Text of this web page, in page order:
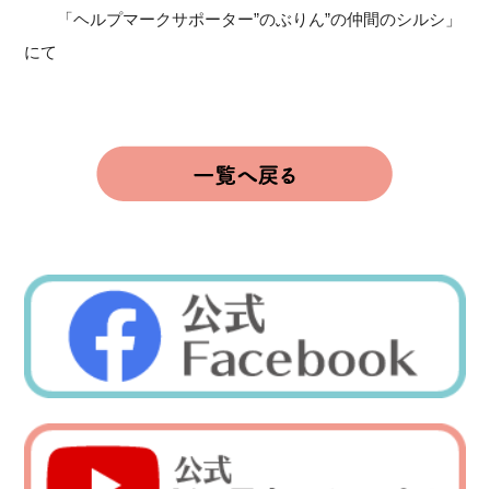
「ヘルプマークサポーター”のぶりん”の仲間のシルシ」
にて